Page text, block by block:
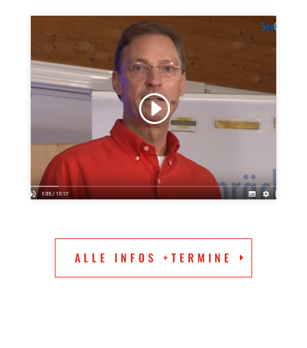
Klicke hier, um Marketing-Cookies zu
akzeptieren und diesen Inhalt zu
aktivieren
ALLE INFOS +TERMINE